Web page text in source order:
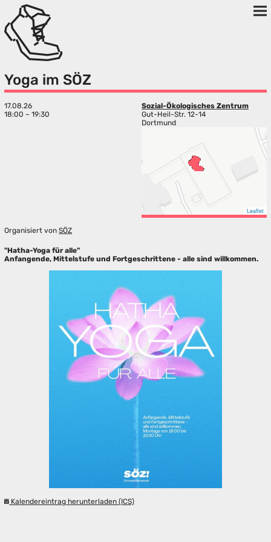
Yoga im SÖZ
17.08.26
18:00 – 19:30
Sozial-Ökologisches Zentrum
Gut-Heil-Str. 12-14
Dortmund
Leaflet
Organisiert vonSÖZ
"Hatha-Yoga für alle"
Anfangende, Mittelstufe und Fortgeschrittene - alle sind willkommen.
Kalendereintrag herunterladen (ICS)